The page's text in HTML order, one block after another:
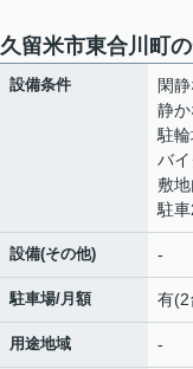
久留米市東合川町
設備条件
閑
静
駐
バ
敷
駐
設備(その他) -
駐車場/月額 有(2
用途地域 -